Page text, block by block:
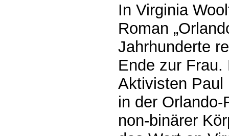
In Virginia
Roman
Jahrhunderte
Ende zur Frau.
Aktivisten Paul
in der
non-binärer